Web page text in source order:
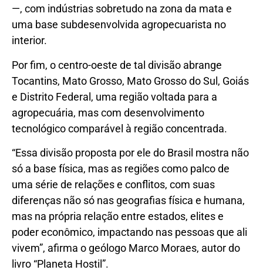
—, com indústrias sobretudo na zona da mata e
uma base subdesenvolvida agropecuarista no
interior.
Por fim, o centro-oeste de tal divisão abrange
Tocantins, Mato Grosso, Mato Grosso do Sul, Goiás
e Distrito Federal, uma região voltada para a
agropecuária, mas com desenvolvimento
tecnológico comparável à região concentrada.
“Essa divisão proposta por ele do Brasil mostra não
só a base física, mas as regiões como palco de
uma série de relações e conflitos, com suas
diferenças não só nas geografias física e humana,
mas na própria relação entre estados, elites e
poder econômico, impactando nas pessoas que ali
vivem”, afirma o geólogo Marco Moraes, autor do
livro “Planeta Hostil”.